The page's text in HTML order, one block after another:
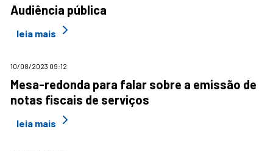
Audiência pública
leia mais
10/08/2023 09:12
Mesa-redonda para falar sobre a emissão de
notas fiscais de serviços
leia mais